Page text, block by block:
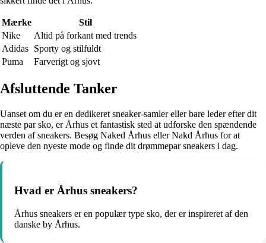
Mærke
Stil
Nike
Altid på forkant med trends
Adidas Sporty og stilfuldt
Puma
Farverigt og sjovt
Afsluttende Tanker
Uanset om du er en dedikeret sneaker-samler eller bare leder efter dit
næste par sko, er Århus et fantastisk sted at udforske den spændende
verden af sneakers. Besøg Naked Århus eller Nakd Århus for at
opleve den nyeste mode og finde dit drømmepar sneakers i dag.
Hvad er Århus sneakers?
Århus sneakers er en populær type sko, der er inspireret af den
danske by Århus.